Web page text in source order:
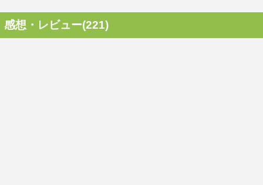
感想・レビュー(221)